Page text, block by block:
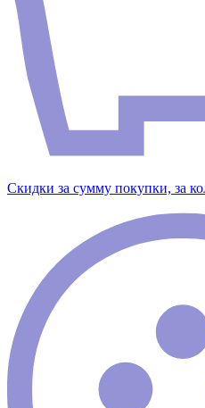
Скидки за сумму покупки, за